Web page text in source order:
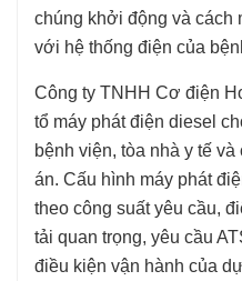
chúng khởi động và cách
với hệ thống điện của
Công ty TNHH Cơ điện
tổ máy phát điện diesel
bệnh viện, tòa nhà y tế
án. Cấu hình máy phát
theo công suất yêu cầu,
tải quan trọng, yêu cầu
điều kiện vận hành của